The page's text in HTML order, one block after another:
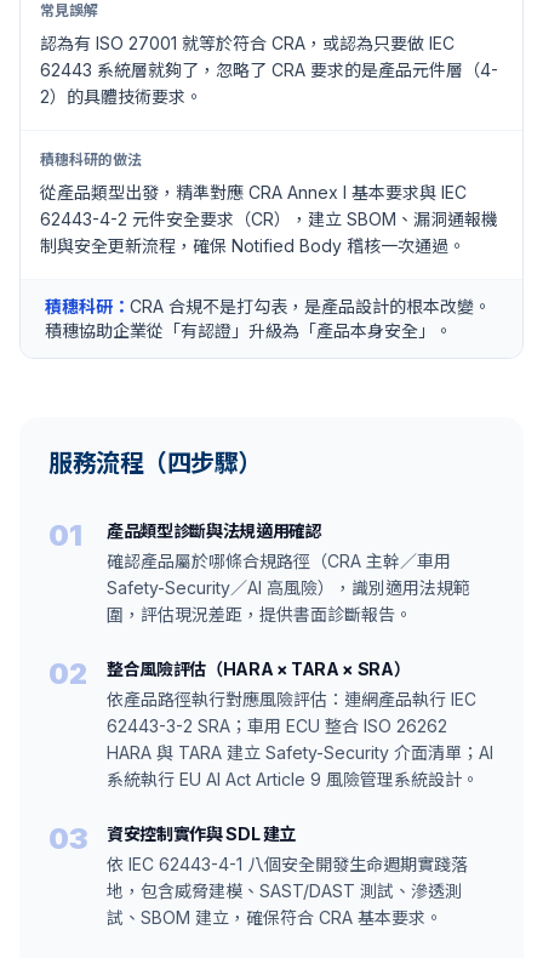
常見誤解
認為有 ISO 27001 就等於符合 CRA，或認為只要做 IEC
62443 系統層就夠了，忽略了 CRA 要求的是產品元件層（4-
2）的具體技術要求。
積穗科研的做法
從產品類型出發，精準對應 CRA Annex I 基本要求與 IEC
62443-4-2 元件安全要求（CR），建立 SBOM、漏洞通報機
制與安全更新流程，確保 Notified Body 稽核一次通過。
積穗科研： CRA 合規不是打勾表，是產品設計的根本改變。
積穗協助企業從「有認證」升級為「產品本身安全」。
服務流程（四步驟）
01
產品類型診斷與法規適用確認
確認產品屬於哪條合規路徑（CRA 主幹／車用
Safety-Security／AI 高風險），識別適用法規範
圍，評估現況差距，提供書面診斷報告。
02
整合風險評估（HARA × TARA × SRA）
依產品路徑執行對應風險評估：連網產品執行 IEC
62443-3-2 SRA；車用 ECU 整合 ISO 26262
HARA 與 TARA 建立 Safety-Security 介面清單；AI
系統執行 EU AI Act Article 9 風險管理系統設計。
03
資安控制實作與 SDL 建立
依 IEC 62443-4-1 八個安全開發生命週期實踐落
地，包含威脅建模、SAST/DAST 測試、滲透測
試、SBOM 建立，確保符合 CRA 基本要求。